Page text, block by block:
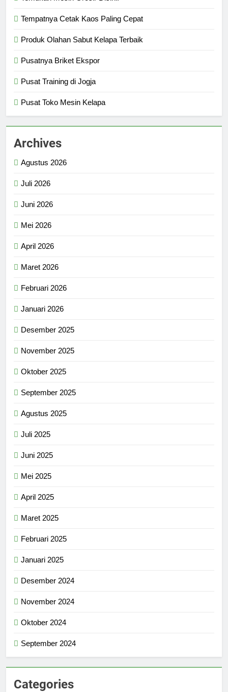
Tempatnya Cetak Kaos Paling Cepat
Produk Olahan Sabut Kelapa Terbaik
Pusatnya Briket Ekspor
Pusat Training di Jogja
Pusat Toko Mesin Kelapa
Archives
Agustus 2026
Juli 2026
Juni 2026
Mei 2026
April 2026
Maret 2026
Februari 2026
Januari 2026
Desember 2025
November 2025
Oktober 2025
September 2025
Agustus 2025
Juli 2025
Juni 2025
Mei 2025
April 2025
Maret 2025
Februari 2025
Januari 2025
Desember 2024
November 2024
Oktober 2024
September 2024
Categories